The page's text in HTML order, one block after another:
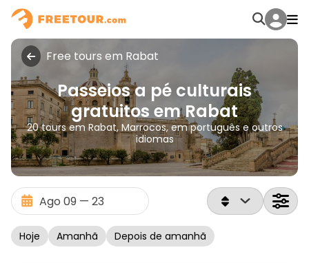
Free tours em Rabat
Passeios a pé culturais
gratuitos em Rabat
20 tours em Rabat, Marrocos, em português e outros
idiomas
Hoje Amanhã Depois de amanhã